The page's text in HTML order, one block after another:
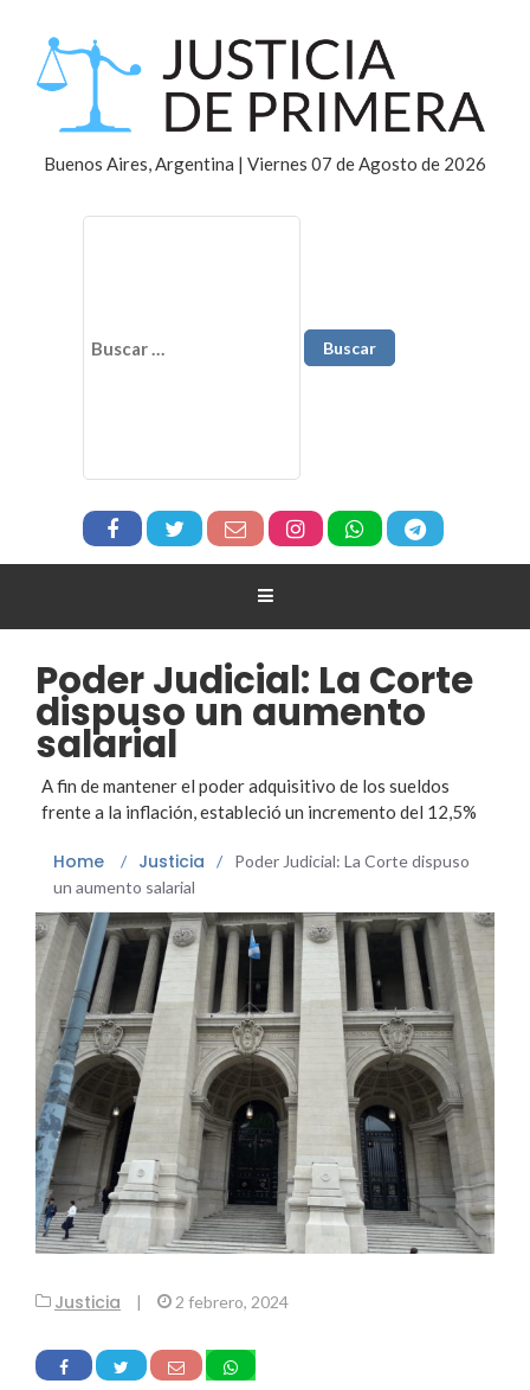
Buenos Aires, Argentina | Viernes 07 de Agosto de 2026
Poder Judicial: La Corte
dispuso un aumento
salarial
A fin de mantener el poder adquisitivo de los sueldos
frente a la inflación, estableció un incremento del 12,5%
Home / Justicia /
Poder Judicial: La Corte dispuso
un aumento salarial
Justicia | 2 febrero, 2024